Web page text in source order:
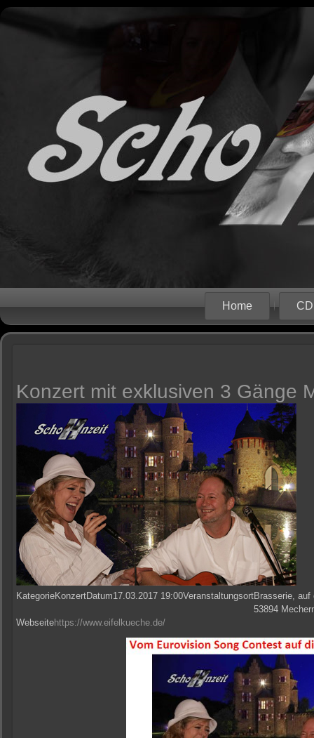
Home CD
Konzert mit exklusiven 3 Gänge
KategorieKonzertDatum17.03.2017 19:00VeranstaltungsortBrasserie,
53894
Webseitehttps://www.eifelkueche.de/